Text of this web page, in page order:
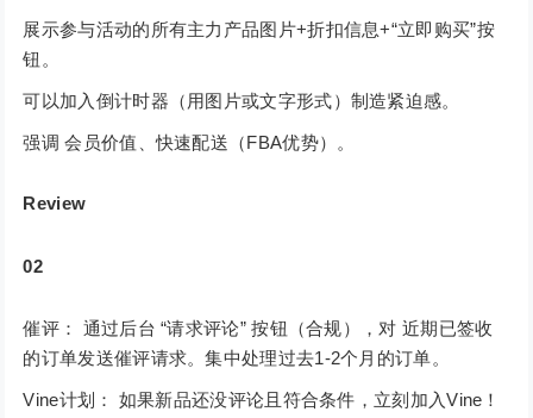
展示参与活动的所有主力产品图片+折扣信息+“立即购买”按
钮。
可以加入倒计时器（用图片或文字形式）制造紧迫感。
强调 会员价值、快速配送（FBA优势）。
Review
02
催评： 通过后台 “请求评论” 按钮（合规），对 近期已签收
的订单发送催评请求。集中处理过去1-2个月的订单。
Vine计划： 如果新品还没评论且符合条件，立刻加入Vine！